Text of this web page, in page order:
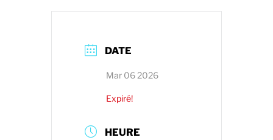
DATE
Mar 06 2026
Expiré!
HEURE